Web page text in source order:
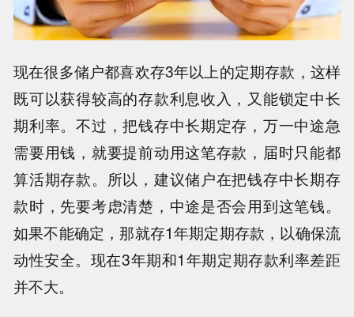
现在很多储户都喜欢存3年以上的定期存款，这样
既可以获得较高的存款利息收入，又能锁定中长
期利率。不过，把钱存中长期定存，万一中途急
需要用钱，就要提前动用这笔存款，届时只能都
算活期存款。所以，建议储户在把钱存中长期存
款时，先要考虑清楚，中途是否会用到这笔钱。
如果不能确定，那就存1年期定期存款，以确保流
动性安全。现在3年期和1年期定期存款利率差距
并不大。